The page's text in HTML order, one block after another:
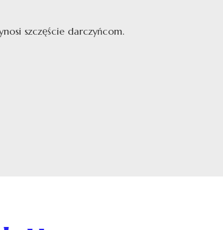
szczęście darczyńcom.